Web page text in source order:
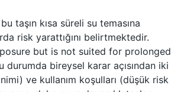
taşın kısa süreli su temasına
risk yarattığını belirtmektedir.
but is not suited for prolonged
bireysel karar açısından iki
ve kullanım koşulları (düşük risk